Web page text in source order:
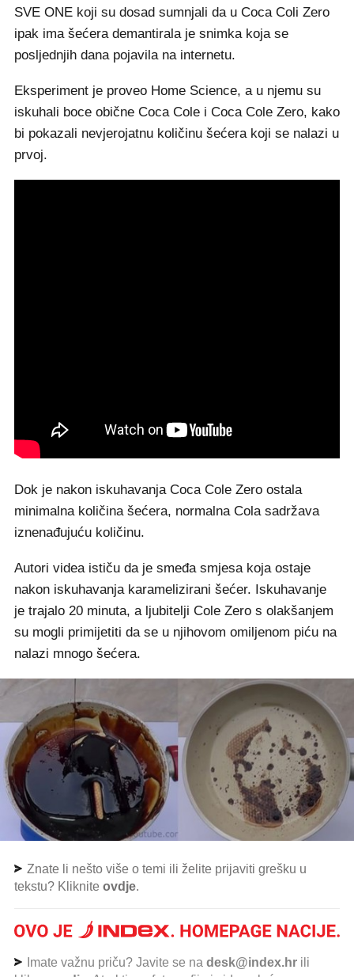
SVE ONE koji su dosad sumnjali da u Coca Coli Zero
ipak ima šećera demantirala je snimka koja se
posljednjih dana pojavila na internetu.
Eksperiment je proveo Home Science, a u njemu su
iskuhali boce obične Coca Cole i Coca Cole Zero, kako
bi pokazali nevjerojatnu količinu šećera koji se nalazi u
prvoj.
Dok je nakon iskuhavanja Coca Cole Zero ostala
minimalna količina šećera, normalna Cola sadržava
iznenađujuću količinu.
Autori videa ističu da je smeđa smjesa koja ostaje
nakon iskuhavanja karamelizirani šećer. Iskuhavanje
je trajalo 20 minuta, a ljubitelji Cole Zero s olakšanjem
su mogli primijetiti da se u njihovom omiljenom piću na
nalazi mnogo šećera.
Znate li nešto više o temi ili želite prijaviti grešku u
tekstu? Kliknite ovdje.
Imate važnu priču? Javite se na desk@index.hr ili